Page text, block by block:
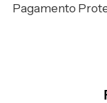
Pagamento